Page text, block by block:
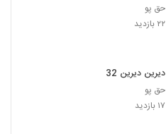
حق پو
۲۲ بازدید
دیرین دیرین 32
حق پو
۱۷ بازدید